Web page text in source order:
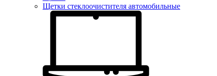
Щетки стеклоочистителя автомобильные